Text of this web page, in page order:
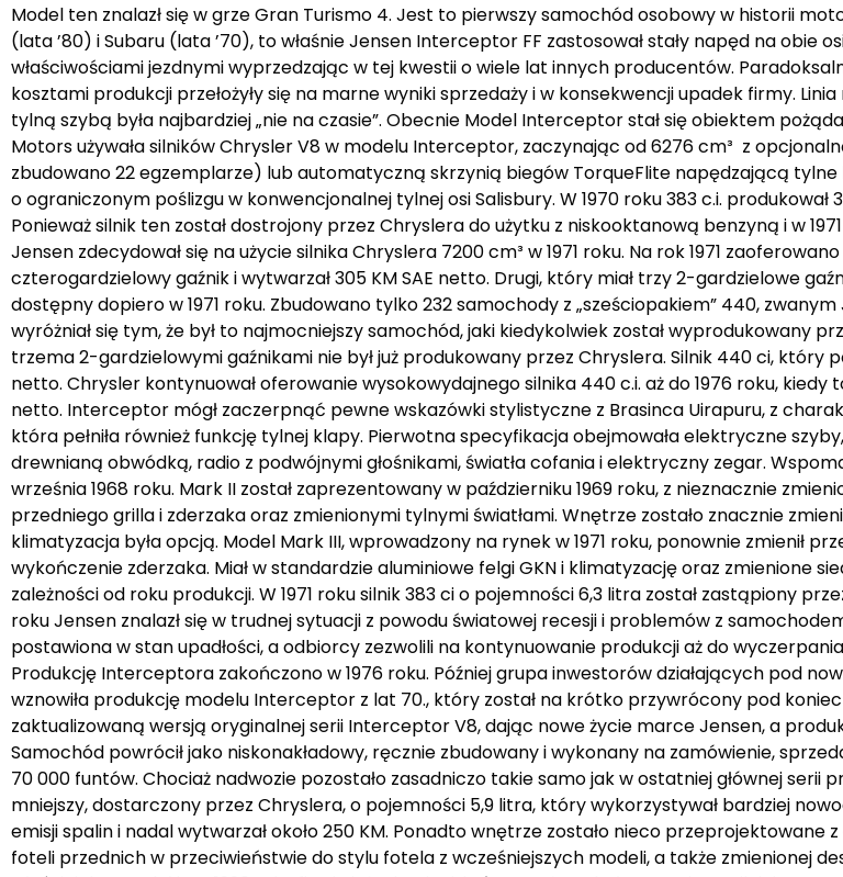
Model ten znalazł się w grze Gran Turismo 4. Jest to pierwszy samochód osobowy w historii
(lata ’80) i Subaru (lata ’70), to właśnie Jensen Interceptor FF zastosował stały napęd na obie
właściwościami jezdnymi wyprzedzając w tej kwestii o wiele lat innych producentów.
kosztami produkcji przełożyły się na marne wyniki sprzedaży i w konsekwencji upadek firmy.
tylną szybą była najbardziej „nie na czasie”. Obecnie Model Interceptor stał się obiektem
Motors używała silników Chrysler V8 w modelu Interceptor, zaczynając od 6276 cm³ z
zbudowano 22 egzemplarze) lub automatyczną skrzynią biegów TorqueFlite napędzającą
o ograniczonym poślizgu w konwencjonalnej tylnej osi Salisbury. W 1970 roku 383 c.i. produkował
Ponieważ silnik ten został dostrojony przez Chryslera do użytku z niskooktanową benzyną i w
Jensen zdecydował się na użycie silnika Chryslera 7200 cm³ w 1971 roku. Na rok 1971
czterogardzielowy gaźnik i wytwarzał 305 KM SAE netto. Drugi, który miał trzy 2-gardzielowe
dostępny dopiero w 1971 roku. Zbudowano tylko 232 samochody z „sześciopakiem” 440,
wyróżniał się tym, że był to najmocniejszy samochód, jaki kiedykolwiek został wyprodukowany
trzema 2-gardzielowymi gaźnikami nie był już produkowany przez Chryslera. Silnik 440 ci, który
netto. Chrysler kontynuował oferowanie wysokowydajnego silnika 440 c.i. aż do 1976 roku, kiedy
netto. Interceptor mógł zaczerpnąć pewne wskazówki stylistyczne z Brasinca Uirapuru, z
która pełniła również funkcję tylnej klapy. Pierwotna specyfikacja obejmowała elektryczne
drewnianą obwódką, radio z podwójnymi głośnikami, światła cofania i elektryczny zegar.
września 1968 roku. Mark II został zaprezentowany w październiku 1969 roku, z nieznacznie
przedniego grilla i zderzaka oraz zmienionymi tylnymi światłami. Wnętrze zostało znacznie
klimatyzacja była opcją. Model Mark III, wprowadzony na rynek w 1971 roku, ponownie zmienił
wykończenie zderzaka. Miał w standardzie aluminiowe felgi GKN i klimatyzację oraz zmienione
zależności od roku produkcji. W 1971 roku silnik 383 ci o pojemności 6,3 litra został zastąpiony
roku Jensen znalazł się w trudnej sytuacji z powodu światowej recesji i problemów z
postawiona w stan upadłości, a odbiorcy zezwolili na kontynuowanie produkcji aż do
Produkcję Interceptora zakończono w 1976 roku. Później grupa inwestorów działających pod
wznowiła produkcję modelu Interceptor z lat 70., który został na krótko przywrócony pod
zaktualizowaną wersją oryginalnej serii Interceptor V8, dając nowe życie marce Jensen, a
Samochód powrócił jako niskonakładowy, ręcznie zbudowany i wykonany na zamówienie,
70 000 funtów. Chociaż nadwozie pozostało zasadniczo takie samo jak w ostatniej głównej serii
mniejszy, dostarczony przez Chryslera, o pojemności 5,9 litra, który wykorzystywał bardziej
emisji spalin i nadal wytwarzał około 250 KM. Ponadto wnętrze zostało nieco
foteli przednich w przeciwieństwie do stylu fotela z wcześniejszych modeli, a także zmienionej